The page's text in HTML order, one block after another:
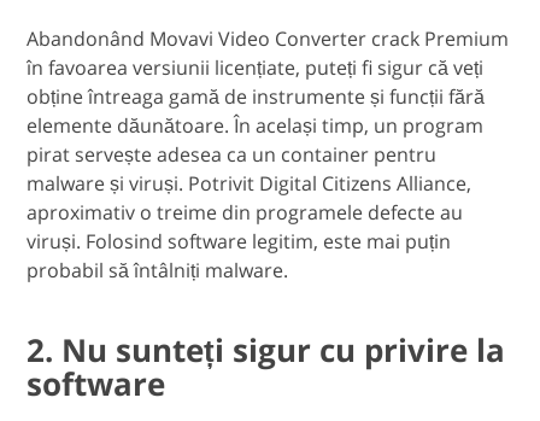
Abandonând Movavi Video Converter crack Premium
în favoarea versiunii licențiate, puteți fi sigur că veți
obține întreaga gamă de instrumente și funcții fără
elemente dăunătoare. În același timp, un program
pirat servește adesea ca un container pentru
malware și viruși. Potrivit Digital Citizens Alliance,
aproximativ o treime din programele defecte au
viruși. Folosind software legitim, este mai puțin
probabil să întâlniți malware.
2. Nu sunteți sigur cu privire la
software